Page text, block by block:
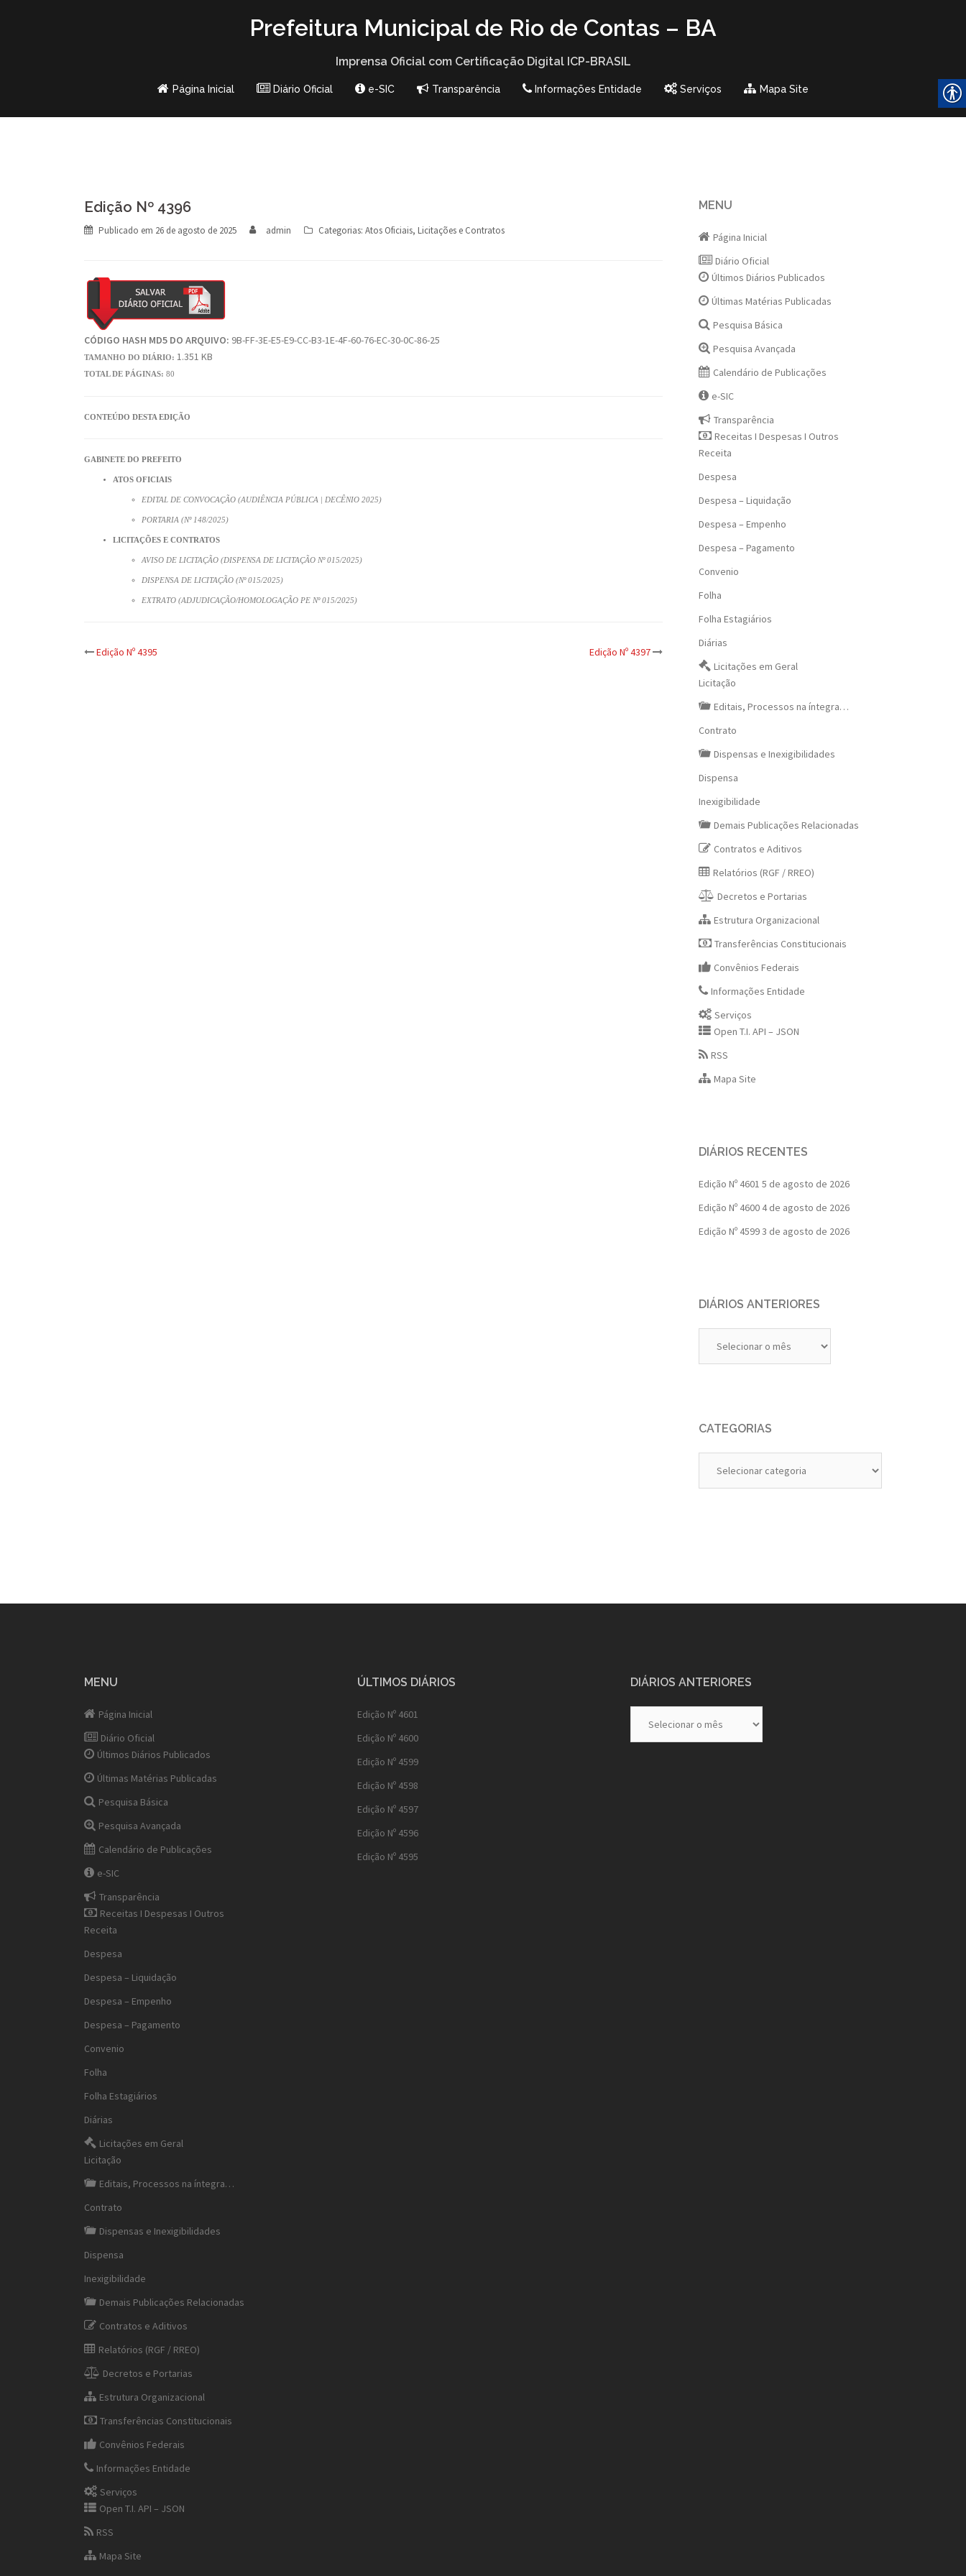
Prefeitura Municipal de Rio de Contas – BA
Imprensa Oficial com Certificação Digital ICP-BRASIL
Página Inicial Diário Oficial e-SIC Transparência Informações Entidade Serviços Mapa Site
Edição Nº 4396
Publicado em 26 de agosto de 2025 admin Categorias: Atos Oficiais, Licitações e Contratos
CÓDIGO HASH MD5 DO ARQUIVO: 9B-FF-3E-E5-E9-CC-B3-1E-4F-60-76-EC-30-0C-86-25
TAMANHO DO DIÁRIO: 1.351 KB
TOTAL DE PÁGINAS: 80
CONTEÚDO DESTA EDIÇÃO
GABINETE DO PREFEITO
ATOS OFICIAIS
EDITAL DE CONVOCAÇÃO (AUDIÊNCIA PÚBLICA | DECÊNIO 2025)
PORTARIA (Nº 148/2025)
LICITAÇÕES E CONTRATOS
AVISO DE LICITAÇÃO (DISPENSA DE LICITAÇÃO Nº 015/2025)
DISPENSA DE LICITAÇÃO (Nº 015/2025)
EXTRATO (ADJUDICAÇÃO/HOMOLOGAÇÃO PE Nº 015/2025)
Post
Edição Nº 4395 Edição Nº 4397
MENU
Página Inicial
Diário Oficial
Últimos Diários Publicados
Últimas Matérias Publicadas
Pesquisa Básica
Pesquisa Avançada
Calendário de Publicações
e-SIC
Transparência
Receitas I Despesas I Outros
Receita
Despesa
Despesa – Liquidação
Despesa – Empenho
Despesa – Pagamento
Convenio
Folha
Folha Estagiários
Diárias
Licitações em Geral
Licitação
Editais, Processos na íntegra…
Contrato
Dispensas e Inexigibilidades
Dispensa
Inexigibilidade
Demais Publicações Relacionadas
Contratos e Aditivos
Relatórios (RGF / RREO)
Decretos e Portarias
Estrutura Organizacional
Transferências Constitucionais
Convênios Federais
Informações Entidade
Serviços
Open T.I. API – JSON
RSS
Mapa Site
DIÁRIOS RECENTES
Edição Nº 4601 5 de agosto de 2026
Edição Nº 4600 4 de agosto de 2026
Edição Nº 45993 de agosto de 2026
DIÁRIOS ANTERIORES
Anteriores
CATEGORIAS
MENU
Página Inicial
Diário Oficial
Últimos Diários Publicados
Últimas Matérias Publicadas
Pesquisa Básica
Pesquisa Avançada
Calendário de Publicações
e-SIC
Transparência
Receitas I Despesas I Outros
Receita
Despesa
Despesa – Liquidação
Despesa – Empenho
Despesa – Pagamento
Convenio
Folha
Folha Estagiários
Diárias
Licitações em Geral
Licitação
Editais, Processos na íntegra…
Contrato
Dispensas e Inexigibilidades
Dispensa
Inexigibilidade
Demais Publicações Relacionadas
Contratos e Aditivos
Relatórios (RGF / RREO)
Decretos e Portarias
Estrutura Organizacional
Transferências Constitucionais
Convênios Federais
Informações Entidade
Serviços
Open T.I. API – JSON
RSS
Mapa Site
ÚLTIMOS DIÁRIOS
Edição Nº 4601
Edição Nº 4600
Edição Nº 4599
Edição Nº 4598
Edição Nº 4597
Edição Nº 4596
Edição Nº 4595
DIÁRIOS ANTERIORES
Anteriores